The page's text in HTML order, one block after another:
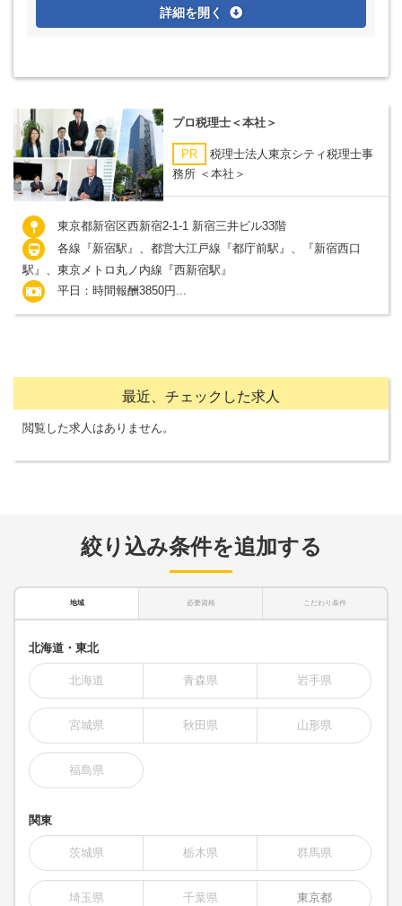
詳細を開く
プロ税理士＜本社＞
PR
税理士法人東京シティ税理士事
務所 ＜本社＞
東京都新宿区西新宿2-1-1 新宿三井ビル33階
各線『新宿駅』、都営大江戸線『都庁前駅』、『新宿西口
駅』、東京メトロ丸ノ内線『西新宿駅』
平日：時間報酬3850円...
最近、チェックした求人
閲覧した求人はありません。
絞り込み条件を追加する
地域 必要資格 こだわり条件
北海道・東北
北海道 青森県 岩手県
宮城県 秋田県 山形県
福島県
関東
茨城県 栃木県 群馬県
埼玉県 千葉県 東京都